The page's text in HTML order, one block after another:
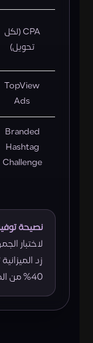
CPA (لكل
تحويل)
TopView
Ads
Branded
Hashtag
Challenge
نصيحة
لاختبار
40% من الميزانية.